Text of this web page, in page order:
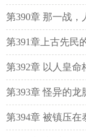
第390章 那一战，
第391章上古先民
第392章 以人皇命
（第二更）
第393章 怪异的龙
第394章 被镇压在